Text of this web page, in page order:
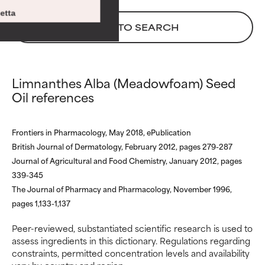
BACK TO SEARCH
Limnanthes Alba (Meadowfoam) Seed
Oil references
Frontiers in Pharmacology, May 2018, ePublication
British Journal of Dermatology, February 2012, pages 279-287
Journal of Agricultural and Food Chemistry, January 2012, pages
339-345
The Journal of Pharmacy and Pharmacology, November 1996,
pages 1,133-1,137
Peer-reviewed, substantiated scientific research is used to
assess ingredients in this dictionary. Regulations regarding
constraints, permitted concentration levels and availability
di altro tipo che ne limitano
l'utilità.
aumenta se combinato con altri
ingredienti potenzialmente
problematici.
NON USARE
Può causare irritazioni,
infiammazioni, secchezza, ecc.
alcuni casi, ma nel complesso è
dimostrato che fa più male che
NON CLASSIFICATO
Non abbiamo ancora assegnato
di altro tipo che ne limitano
l'utilità.
aumenta se combinato con altri
ingredienti potenzialmente
problematici.
NON USARE
Può causare irritazioni,
infiammazioni, secchezza, ecc.
alcuni casi, ma nel complesso è
dimostrato che fa più male che
NON CLASSIFICATO
Non abbiamo ancora assegnato